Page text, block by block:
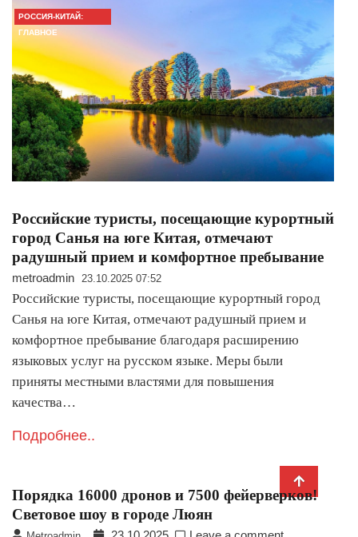
РОССИЯ-КИТАЙ:
ГЛАВНОЕ
Российские туристы, посещающие курортный
город Санья на юге Китая, отмечают
радушный прием и комфортное пребывание
metroadmin 23.10.2025 07:52
Российские туристы, посещающие курортный город
Санья на юге Китая, отмечают радушный прием и
комфортное пребывание благодаря расширению
языковых услуг на русском языке. Меры были
приняты местными властями для повышения
качества…
Подробнее..
Порядка 16000 дронов и 7500 фейерверков!
Световое шоу в городе Люян